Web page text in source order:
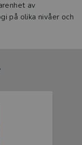
av
på olika nivåer och